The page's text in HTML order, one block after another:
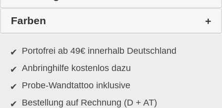
Farben
Portofrei ab 49€ innerhalb Deutschland
Anbringhilfe kostenlos dazu
Probe-Wandtattoo inklusive
Bestellung auf Rechnung (D + AT)